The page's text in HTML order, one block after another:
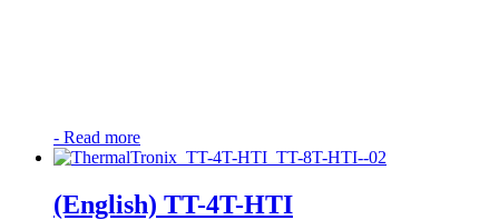
- Read more
(English) TT-4T-HTI